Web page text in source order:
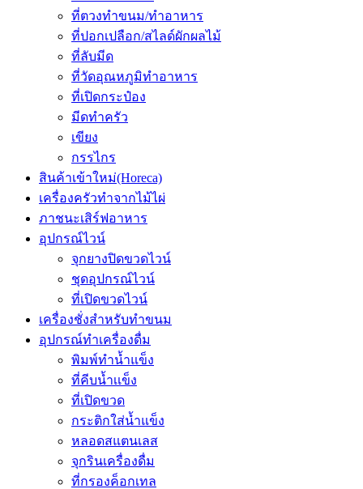
ที่ตวงทำขนม/ทำอาหาร
ที่ปอกเปลือก/สไลด์ผักผลไม้
ที่ลับมีด
ที่วัดอุณหภูมิทำอาหาร
ที่เปิดกระป๋อง
มีดทำครัว
เขียง
กรรไกร
สินค้าเข้าใหม่(Horeca)
เครื่องครัวทำจากไม้ไผ่
ภาชนะเสิร์ฟอาหาร
อุปกรณ์ไวน์
จุกยางปิดขวดไวน์
ชุดอุปกรณ์ไวน์
ที่เปิดขวดไวน์
เครื่องชั่งสำหรับทำขนม
อุปกรณ์ทำเครื่องดื่ม
พิมพ์ทำน้ำแข็ง
ที่คีบน้ำเเข็ง
ที่เปิดขวด
กระติกใส่น้ำแข็ง
หลอดสแตนเลส
จุกรินเครื่องดื่ม
ที่กรองค็อกเทล